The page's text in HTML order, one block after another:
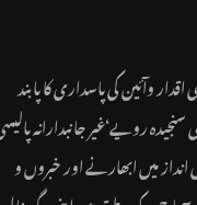
وآئین کی پاسداری کا پابند
رویے‘غیر جانبدارانہ
میں ابھارنے اور خبروں و